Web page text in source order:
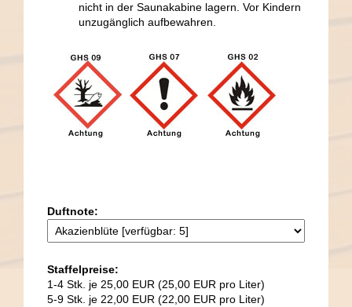
nicht in der Saunakabine lagern. Vor Kindern
unzugänglich aufbewahren.
Duftnote:
Staffelpreise:
1-4 Stk. je 25,00 EUR (25,00 EUR pro Liter)
5-9 Stk. je 22,00 EUR (22,00 EUR pro Liter)